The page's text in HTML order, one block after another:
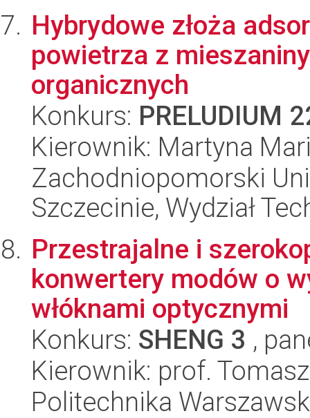
Hybrydowe złoża
powietrza z
organicznych
Konkurs: PRELUDIUM
Kierownik: Martyna
Zachodniopomorski
Szczecinie, Wydział
Przestrajalne i
konwertery modów o
włóknami optycznymi
Konkurs: SHENG 3 ,
Kierownik: prof.
Politechnika